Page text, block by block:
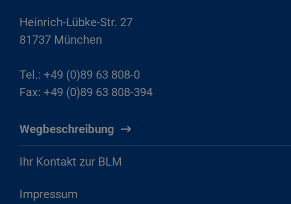
Heinrich-Lübke-Str. 27
81737 München
Tel.: +49 (0)89 63 808-0
Fax: +49 (0)89 63 808-394
Wegbeschreibung
Ihr Kontakt zur BLM
Impressum